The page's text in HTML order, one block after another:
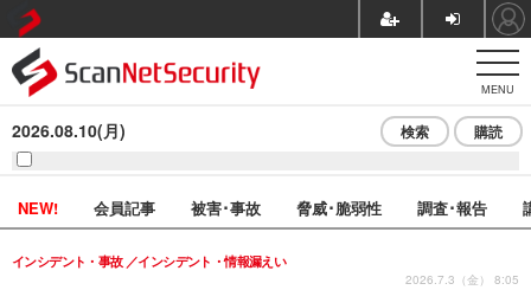
MENU
2026.08.10(月) 検索 購読
NEW! 会員記事 被害･事故 脅威･脆弱性 調査･報告
インシデント・事故 インシデント・情報漏えい
2026.7.3（金） 8:05